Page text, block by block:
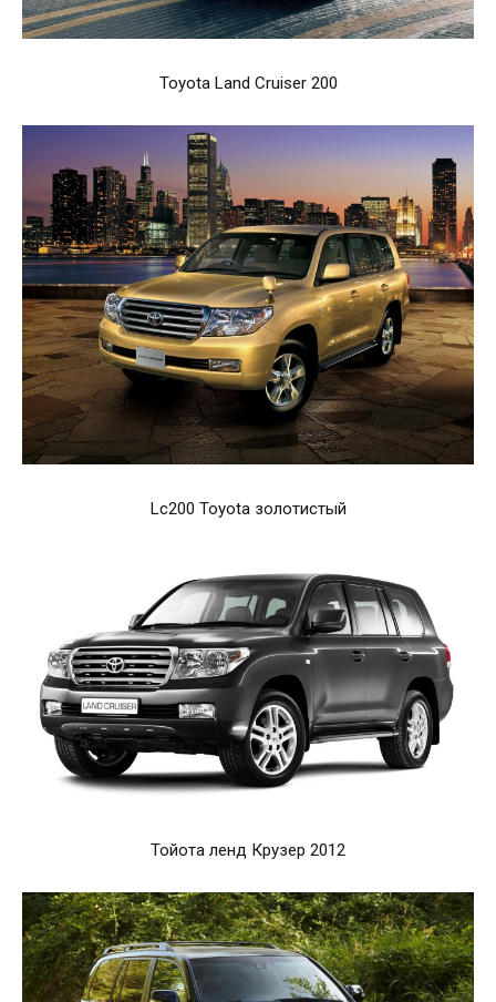
Toyota Land Cruiser 200
Lc200 Toyota золотистый
Тойота ленд Крузер 2012